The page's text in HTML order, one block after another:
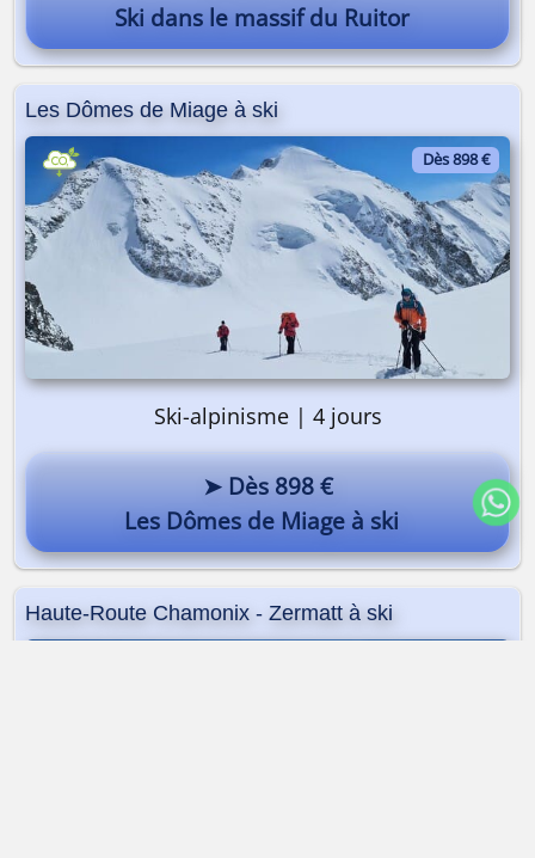
Ski dans le massif du Ruitor
Les Dômes de Miage à ski
Dès 898 €
Ski-alpinisme | 4 jours
➤ Dès 898 €
Les Dômes de Miage à ski
Haute-Route Chamonix - Zermatt à ski